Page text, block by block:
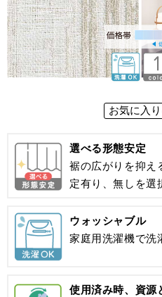
お気に入
選べる形態安定
裾の広がりを抑え
定有り、無しを選
ウォッシャブル
家庭用洗濯機で洗
使用済み時、資源